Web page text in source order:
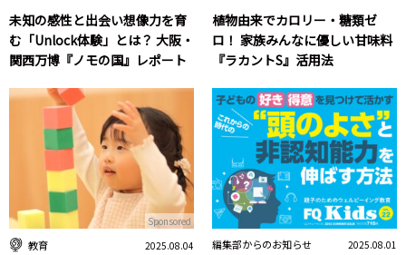
未知の感性と出会い想像力を育
む「Unlock体験」とは？ 大阪・
関西万博『ノモの国』レポート
植物由来でカロリー・糖類ゼ
ロ！ 家族みんなに優しい甘味料
『ラカントS』活用法
教育 2025.08.04
Sponsored
編集部からのお知らせ 2025.08.01